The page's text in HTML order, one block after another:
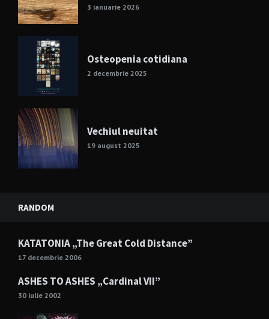
3 ianuarie 2026
Osteopenia cotidiana
2 decembrie 2025
Vechiul neuitat
19 august 2025
RANDOM
KATATONIA „The Great Cold Distance”
17 decembrie 2006
ASHES TO ASHES „Cardinal VII”
30 iulie 2002